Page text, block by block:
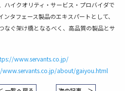
ハイクオリティ・サービス・プロバイダで
タフェース製品のエキスパートとして、
なぐ架け橋となるべく、高品質の製品とサ
www.servants.co.jp/
about/gaiyou.html